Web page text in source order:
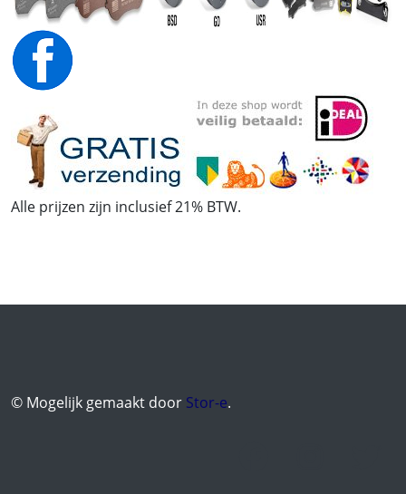
Alle prijzen zijn inclusief 21% BTW.
© Mogelijk gemaakt door Stor-e.